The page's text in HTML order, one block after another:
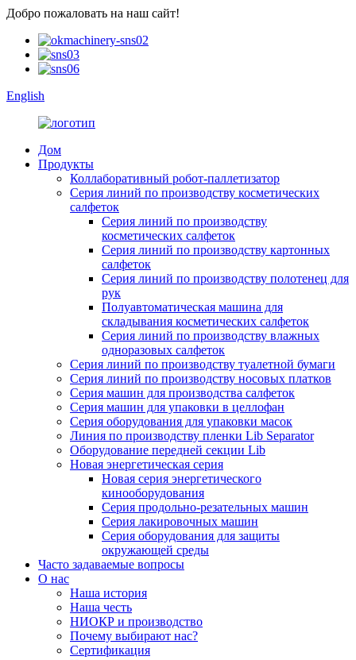
Добро пожаловать на наш сайт!
English
Дом
Продукты
Коллаборативный робот-паллетизатор
Серия линий по производству косметических
салфеток
Серия линий по производству
косметических салфеток
Серия линий по производству картонных
салфеток
Серия линий по производству полотенец для
рук
Полуавтоматическая машина для
складывания косметических салфеток
Серия линий по производству влажных
одноразовых салфеток
Серия линий по производству туалетной бумаги
Серия линий по производству носовых платков
Серия машин для производства салфеток
Серия машин для упаковки в целлофан
Серия оборудования для упаковки масок
Линия по производству пленки Lib Separator
Оборудование передней секции Lib
Новая энергетическая серия
Новая серия энергетического
кинооборудования
Серия продольно-резательных машин
Серия лакировочных машин
Серия оборудования для защиты
окружающей среды
Часто задаваемые вопросы
О нас
Наша история
Наша честь
НИОКР и производство
Почему выбирают нас?
Сертификация